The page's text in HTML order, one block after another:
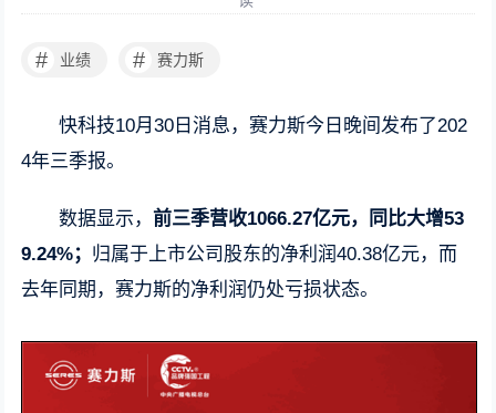
# 业绩 # 赛力斯
快科技10月30日消息，赛力斯今日晚间发布了202
4年三季报。
数据显示，前三季营收1066.27亿元，同比大增53
9.24%； 归属于上市公司股东的净利润40.38亿元，而
去年同期，赛力斯的净利润仍处亏损状态。